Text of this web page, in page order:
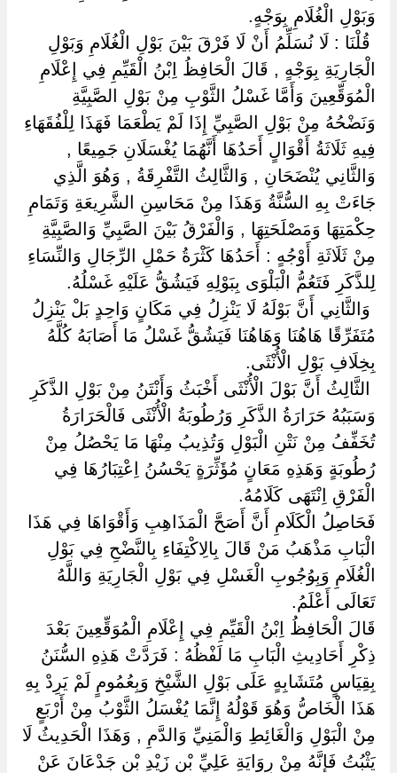
وَبَوْلِ الْغُلَامِ بِوَجْهٍ.
‏ ‏قُلْنَا : لَا نُسَلِّمُ أَنْ لَا فَرْقَ بَيْنَ بَوْلِ الْغُلَامِ وَبَوْلِ
الْجَارِيَةِ بِوَجْهٍ , قَالَ الْحَافِظُ اِبْنُ الْقَيِّمِ فِي إِعْلَامِ
الْمُوَقِّعِينَ وَأَمَّا غَسْلُ الثَّوْبِ مِنْ بَوْلِ الصَّبِيَّةِ
وَنَضْحُهُ مِنْ بَوْلِ الصَّبِيِّ إِذَا لَمْ يَطْعَمَا فَهَذَا لِلْفُقَهَاءِ
فِيهِ ثَلَاثَةُ أَقْوَالٍ أَحَدُهَا أَنَّهُمَا يُغْسَلَانِ جَمِيعًا ,
وَالثَّانِي يُنْضَحَانِ , وَالثَّالِثُ التَّفْرِقَةُ , وَهُوَ الَّذِي
جَاءَتْ بِهِ السُّنَّةُ وَهَذَا مِنْ مَحَاسِنِ الشَّرِيعَةِ وَتَمَامِ
حِكْمَتِهَا وَمَصْلَحَتِهَا , وَالْفَرْقُ بَيْنَ الصَّبِيِّ وَالصَّبِيَّةِ
مِنْ ثَلَاثَةِ أَوْجُهٍ : أَحَدُهَا كَثْرَةُ حَمْلِ الرِّجَالِ وَالنِّسَاءِ
لِلذَّكَرِ فَتَعُمُّ الْبَلْوَى بِبَوْلِهِ فَيَشُقُّ عَلَيْهِ غَسْلُهُ.
‏ ‏وَالثَّانِي أَنَّ بَوْلَهُ لَا يَنْزِلُ فِي مَكَانٍ وَاحِدٍ بَلْ يَنْزِلُ
مُتَفَرِّقًا هَاهُنَا وَهَاهُنَا فَيَشُقُّ غَسْلُ مَا أَصَابَهُ كُلَّهُ
بِخِلَافِ بَوْلِ الْأُنْثَى.
‏ ‏الثَّالِثُ أَنَّ بَوْلَ الْأُنْثَى أَخْبَثُ وَأَنْتَنُ مِنْ بَوْلِ الذَّكَرِ
وَسَبَبُهُ حَرَارَةُ الذَّكَرِ وَرُطُوبَةُ الْأُنْثَى فَالْحَرَارَةُ
تُخَفِّفُ مِنْ نَتْنِ الْبَوْلِ وَتُذِيبُ مِنْهَا مَا يَحْصُلُ مِنْ
رُطُوبَةٍ وَهَذِهِ مَعَانٍ مُؤَثِّرَةٍ يَحْسُنُ اِعْتِبَارُهَا فِي
الْفَرْقِ اِنْتَهَى كَلَامُهُ.
فَحَاصِلُ الْكَلَامِ أَنَّ أَصَحَّ الْمَذَاهِبِ وَأَقْوَاهَا فِي هَذَا
الْبَابِ مَذْهَبُ مَنْ قَالَ بِالِاكْتِفَاءِ بِالنَّضْحِ فِي بَوْلِ
الْغُلَامِ وَبِوُجُوبِ الْغَسْلِ فِي بَوْلِ الْجَارِيَةِ وَاللَّهُ
تَعَالَى أَعْلَمُ.
قَالَ الْحَافِظُ اِبْنُ الْقَيِّمِ فِي إِعْلَامِ الْمُوَقِّعِينَ بَعْدَ
ذِكْرِ أَحَادِيثِ الْبَابِ مَا لَفْظُهُ : فَرَدَّتْ هَذِهِ السُّنَنُ
بِقِيَاسٍ مُتَشَابِهٍ عَلَى بَوْلِ الشَّيْخِ وَبِعُمُومٍ لَمْ يَرِدْ بِهِ
هَذَا الْخَاصُّ وَهُوَ قَوْلُهُ إِنَّمَا يُغْسَلُ الثَّوْبُ مِنْ أَرْبَعٍ
مِنْ الْبَوْلِ وَالْغَائِطِ وَالْمَنِيِّ وَالدَّمِ , وَهَذَا الْحَدِيثُ لَا
يَثْبُتُ فَإِنَّهُ مِنْ رِوَايَةِ عَلِيِّ بْنِ زَيْدِ بْنِ جَدْعَانَ عَنْ